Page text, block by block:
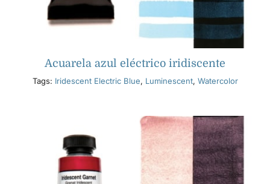
Acuarela azul eléctrico iridiscente
Tags: Iridescent Electric Blue, Luminescent, Watercolor